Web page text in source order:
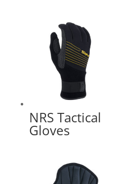
NRS Tactical
Gloves